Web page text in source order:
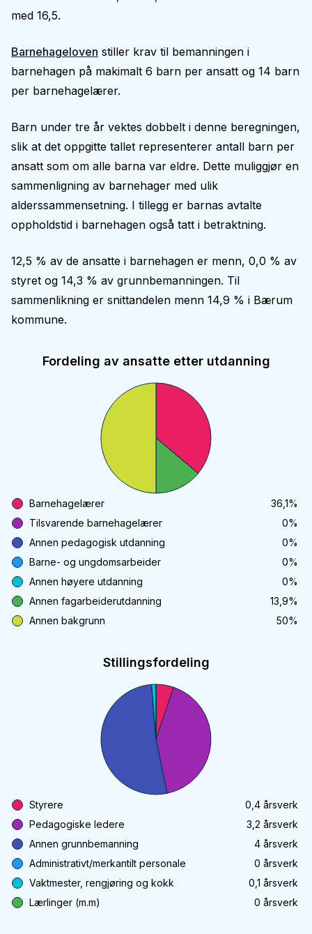
med 16,5.
Barnehageloven stiller krav til bemanningen i
barnehagen på makimalt 6 barn per ansatt og 14 barn
per barnehagelærer.
Barn under tre år vektes dobbelt i denne beregningen,
slik at det oppgitte tallet representerer antall barn per
ansatt som om alle barna var eldre. Dette muliggjør en
sammenligning av barnehager med ulik
alderssammensetning. I tillegg er barnas avtalte
oppholdstid i barnehagen også tatt i betraktning.
12,5 % av de ansatte i barnehagen er menn, 0,0 % av
styret og 14,3 % av grunnbemanningen. Til
sammenlikning er snittandelen menn 14,9 % i Bærum
kommune.
Fordeling av ansatte etter utdanning
Barnehagelærer 36,1%
Tilsvarende barnehagelærer
0%
Annen pedagogisk utdanning
0%
Barne- og ungdomsarbeider
0%
Annen høyere utdanning
0%
Annen fagarbeiderutdanning
13,9%
Annen bakgrunn
50%
Stillingsfordeling
Styrere 0,4 årsverk
Pedagogiske ledere
3,2 årsverk
Annen grunnbemanning
4 årsverk
Administrativt/merkantilt personale
0 årsverk
Vaktmester, rengjøring og kokk
0,1 årsverk
Lærlinger (m.m)
0 årsverk